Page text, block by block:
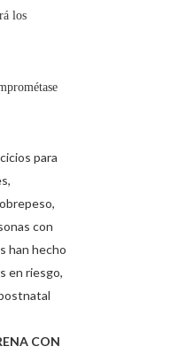
los
para
con
han hecho
en riesgo,
CON